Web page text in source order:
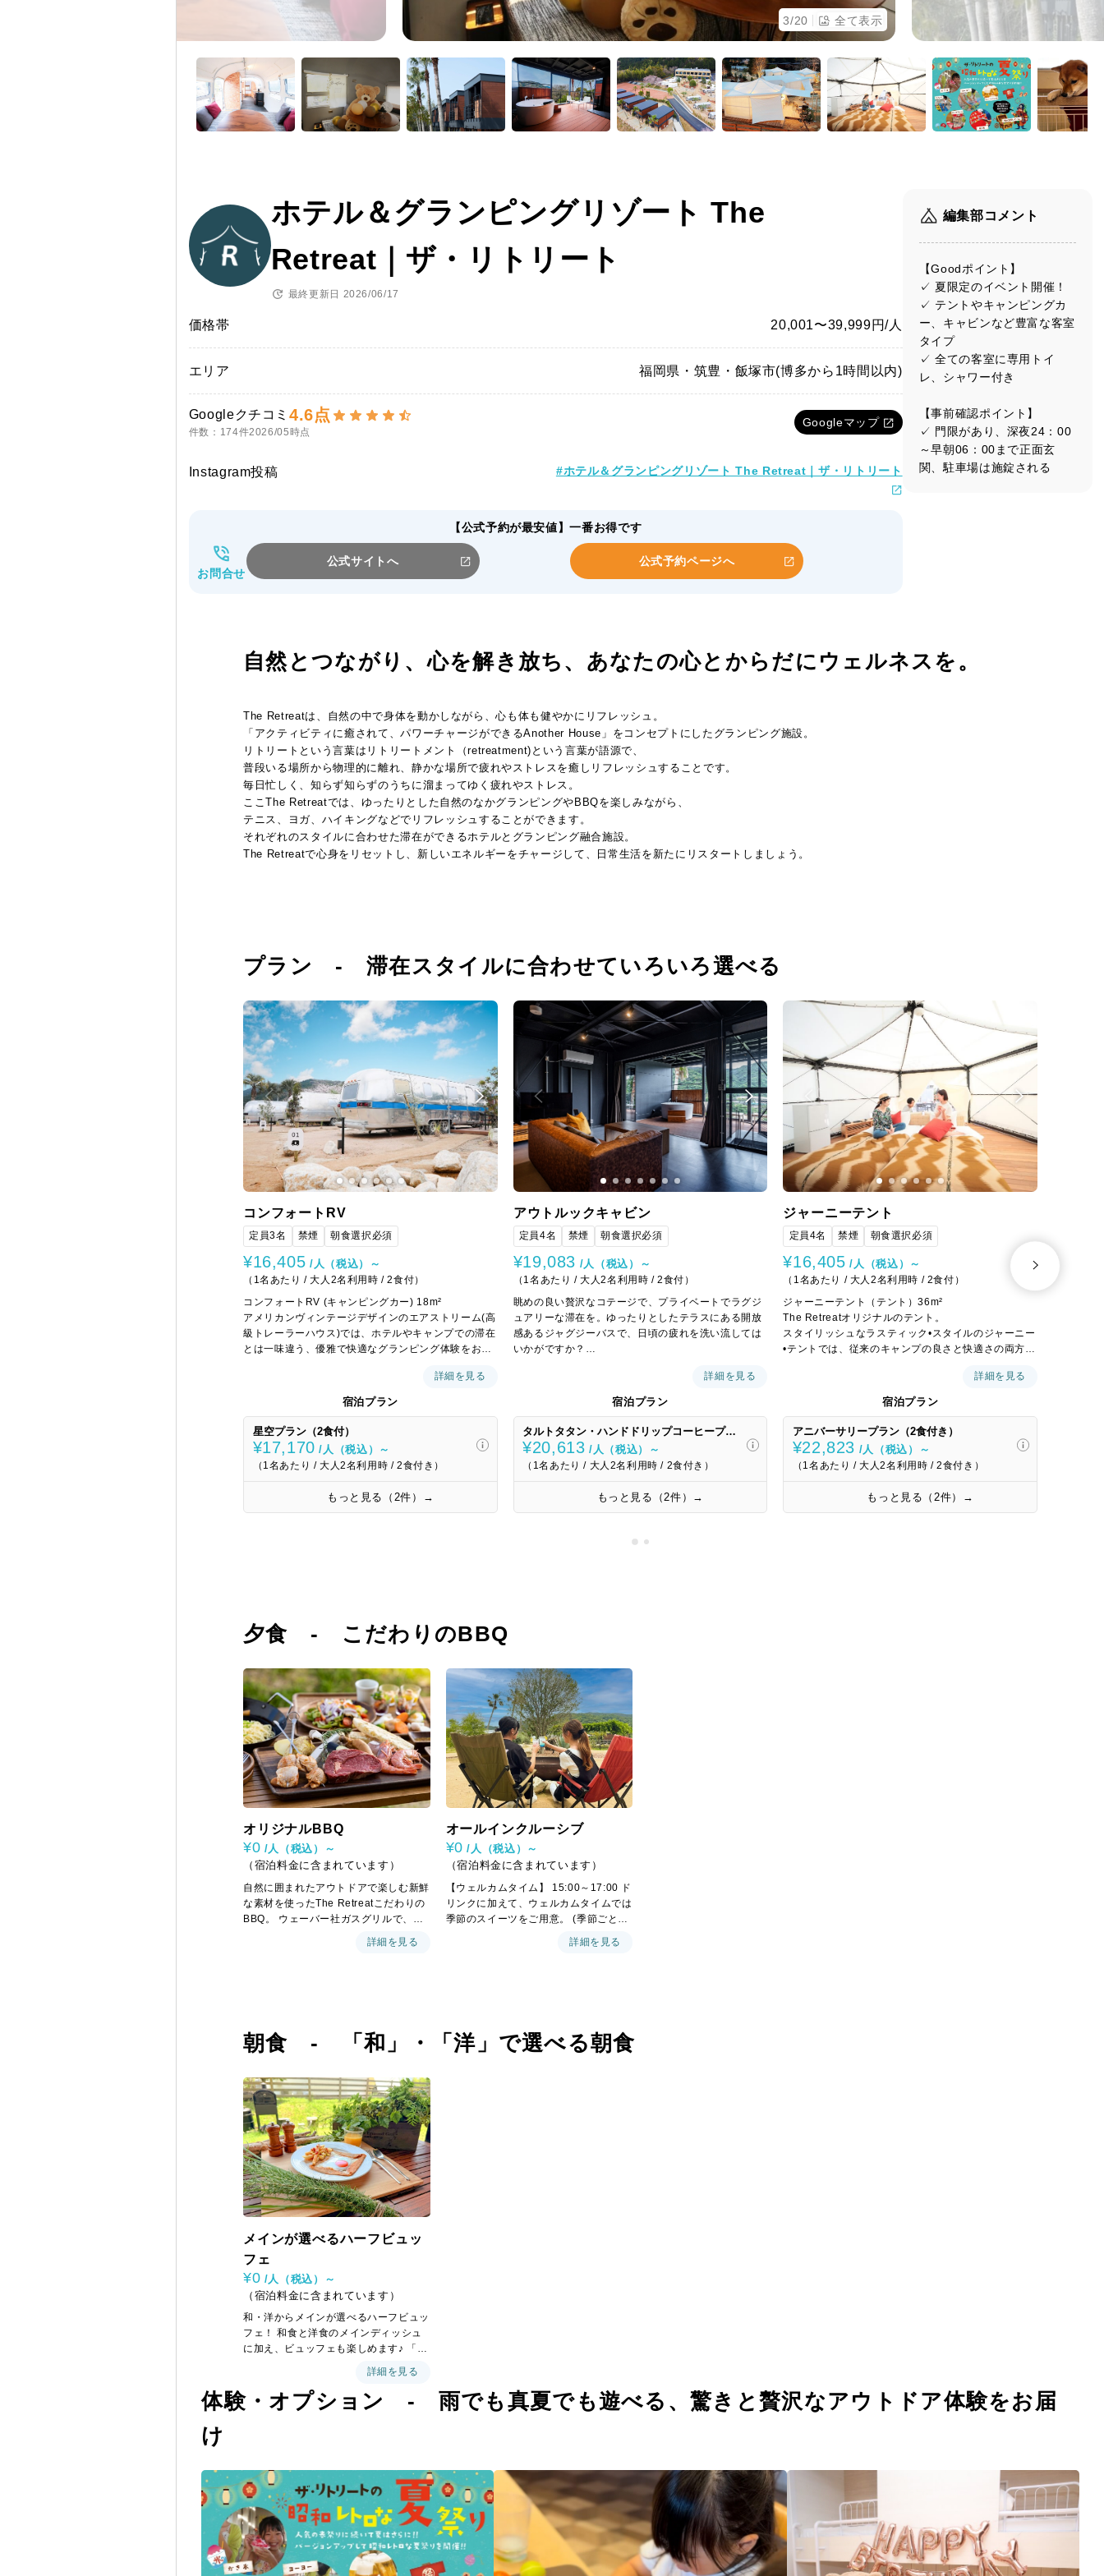
3/20 全て表示
ホテル＆グランピングリゾート The
Retreat｜ザ・リトリート
最終更新日 2026/06/17
価格帯 20,001〜39,999円/人
エリア 福岡県・筑豊・飯塚市(博多から1時間以内)
Googleクチコミ4.6点
件数：174件2026/05時点
Googleマップ
Instagram投稿 #ホテル＆グランピングリゾート The Retreat｜ザ・リトリート
【公式予約が最安値】一番お得です
お問合せ
公式サイトへ 公式予約ページへ
編集部コメント
【Goodポイント】
✓ 夏限定のイベント開催！
✓ テントやキャンピングカ
ー、キャビンなど豊富な客室
タイプ
✓ 全ての客室に専用トイ
レ、シャワー付き
【事前確認ポイント】
✓ 門限があり、深夜24：00
～早朝06：00まで正面玄
関、駐車場は施錠される
自然とつながり、心を解き放ち、あなたの心とからだにウェルネスを。
The Retreatは、自然の中で身体を動かしながら、心も体も健やかにリフレッシュ。
「アクティビティに癒されて、パワーチャージができるAnother House」をコンセプトにしたグランピング施設。
リトリートという言葉はリトリートメント（retreatment)という言葉が語源で、
普段いる場所から物理的に離れ、静かな場所で疲れやストレスを癒しリフレッシュすることです。
毎日忙しく、知らず知らずのうちに溜まってゆく疲れやストレス。
ここThe Retreatでは、ゆったりとした自然のなかグランピングやBBQを楽しみながら、
テニス、ヨガ、ハイキングなどでリフレッシュすることができます。
それぞれのスタイルに合わせた滞在ができるホテルとグランピング融合施設。
The Retreatで心身をリセットし、新しいエネルギーをチャージして、日常生活を新たにリスタートしましょう。
プラン - 滞在スタイルに合わせていろいろ選べる
コンフォートRV
定員3名 禁煙 朝食選択必須
¥16,405 /人（税込）～
（1名あたり / 大人2名利用時 / 2食付）
コンフォートRV (キャンピングカー) 18m²
アメリカンヴィンテージデザインのエアストリーム(高
級トレーラーハウス)では、ホテルやキャンプでの滞在
とは一味違う、優雅で快適なグランピング体験をお楽
流線形の美しいフォルムが輝くエアストリームで、特
別なバケーションをお過ごしください。
詳細を見る
宿泊プラン
星空プラン（2食付）
¥17,170 /人（税込）～
（1名あたり / 大人2名利用時 / 2食付き）
もっと見る（2件）→
アウトルックキャビン
定員4名 禁煙 朝食選択必須
¥19,083 /人（税込）～
（1名あたり / 大人2名利用時 / 2食付）
眺めの良い贅沢なコテージで、プライベートでラグジ
ュアリーな滞在を。ゆったりとしたテラスにある開放
感あるジャグジーバスで、日頃の疲れを洗い流しては
いかがですか？
1階には洗面化粧台、トイレ、シャワールームを設
置、専用ウッドデッキではプライベートなBBQが楽し
詳細を見る
宿泊プラン
タルトタタン・ハンドドリップコーヒープラン（2食付き）
¥20,613 /人（税込）～
（1名あたり / 大人2名利用時 / 2食付き）
もっと見る（2件）→
ジャーニーテント
定員4名 禁煙 朝食選択必須
¥16,405 /人（税込）～
（1名あたり / 大人2名利用時 / 2食付）
ジャーニーテント（テント）36m²
The Retreatオリジナルのテント。
スタイリッシュなラスティック•スタイルのジャーニー
•テントでは、従来のキャンプの良さと快適さの両方を
デッキでは、ご家族やお友達とプライベートなBBQを
楽しめます。雨天でも問題なく過ごせます。
詳細を見る
宿泊プラン
アニバーサリープラン（2食付き）
¥22,823 /人（税込）～
（1名あたり / 大人2名利用時 / 2食付き）
もっと見る（2件）→
夕食 - こだわりのBBQ
オリジナルBBQ
¥0 /人（税込）～
（宿泊料金に含まれています）
自然に囲まれたアウトドアで楽しむ新鮮
な素材を使ったThe Retreatこだわりの
BBQ。 ウェーバー社ガスグリルで、一
味違う本格派BBQをお楽しみいただけ
ます。 アウトルックキャビン、ジャー
詳細を見る
オールインクルーシブ
¥0 /人（税込）～
（宿泊料金に含まれています）
【ウェルカムタイム】 15:00～17:00 ド
リンクに加えて、ウェルカムタイムでは
季節のスイーツをご用意。 (季節ごとに
内容は変わります） 【ディナータイ
ム】 17:00～21:00 夕食のドリンク
詳細を見る
朝食 - 「和」・「洋」で選べる朝食
メインが選べるハーフビュッ
フェ
¥0 /人（税込）～
（宿泊料金に含まれています）
和・洋からメインが選べるハーフビュッ
フェ！ 和食と洋食のメインディッシュ
に加え、ビュッフェも楽しめます♪ 「朝
からパワーチャージができる、贅沢な朝
食を提供したい」をコンセプトにした豪
華な朝食をご提供い
詳細を見る
体験・オプション - 雨でも真夏でも遊べる、驚きと贅沢なアウトドア体験をお届
け